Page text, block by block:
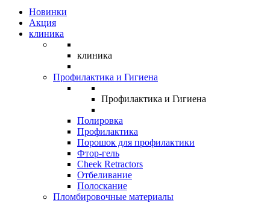
Новинки
Акция
клиника
клиника
Профилактика и Гигиена
Профилактика и Гигиена
Полировка
Профилактика
Порошок для профилактики
Фтор-гель
Cheek Retractors
Отбеливание
Полоскание
Пломбировочные материалы